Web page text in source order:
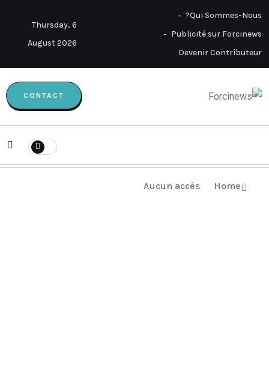
Qui Sommes-Nous?
Publicité sur Forcinews
Devenir Contributeur
Thursday, 6
August 2026
CONTACT
Home
Aucun accès